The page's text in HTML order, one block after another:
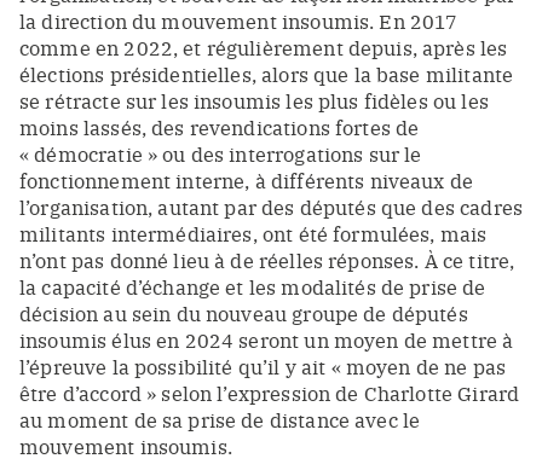
la direction du mouvement insoumis. En 2017
comme en 2022, et régulièrement depuis, après les
élections présidentielles, alors que la base militante
se rétracte sur les insoumis les plus fidèles ou les
moins lassés, des revendications fortes de
« démocratie » ou des interrogations sur le
fonctionnement interne, à différents niveaux de
l’organisation, autant par des députés que des cadres
militants intermédiaires, ont été formulées, mais
n’ont pas donné lieu à de réelles réponses. À ce titre,
la capacité d’échange et les modalités de prise de
décision au sein du nouveau groupe de députés
insoumis élus en 2024 seront un moyen de mettre à
l’épreuve la possibilité qu’il y ait « moyen de ne pas
être d’accord » selon l’expression de Charlotte Girard
au moment de sa prise de distance avec le
mouvement insoumis.